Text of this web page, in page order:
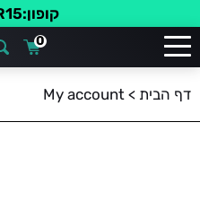
קופון:SUMMER15
0
דף הבית >
My account